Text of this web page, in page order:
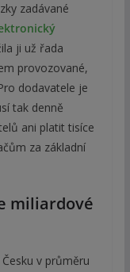
zadávané
ji už řada
provozované,
dodavatele je
tak denně
ani platit tisíce
za základní
miliardové
v průměru